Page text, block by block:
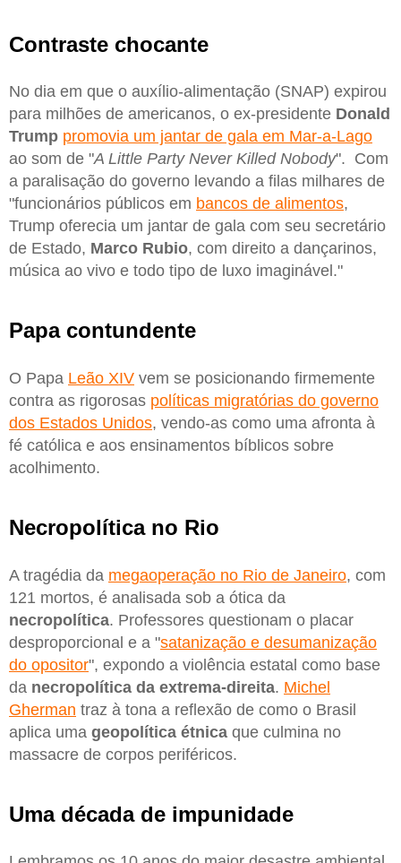
Contraste chocante
No dia em que o auxílio-alimentação (SNAP) expirou
para milhões de americanos, o ex-presidente Donald
Trump promovia um jantar de gala em Mar-a-Lago
ao som de "A Little Party Never Killed Nobody". Com
a paralisação do governo levando a filas milhares de
"funcionários públicos em bancos de alimentos,
Trump oferecia um jantar de gala com seu secretário
de Estado, Marco Rubio, com direito a dançarinos,
música ao vivo e todo tipo de luxo imaginável."
Papa contundente
O Papa Leão XIV vem se posicionando firmemente
contra as rigorosas políticas migratórias do governo
dos Estados Unidos, vendo-as como uma afronta à
fé católica e aos ensinamentos bíblicos sobre
acolhimento.
Necropolítica no Rio
A tragédia da megaoperação no Rio de Janeiro, com
121 mortos, é analisada sob a ótica da
necropolítica. Professores questionam o placar
desproporcional e a "satanização e desumanização
do opositor", expondo a violência estatal como base
da necropolítica da extrema-direita. Michel
Gherman traz à tona a reflexão de como o Brasil
aplica uma geopolítica étnica que culmina no
massacre de corpos periféricos.
Uma década de impunidade